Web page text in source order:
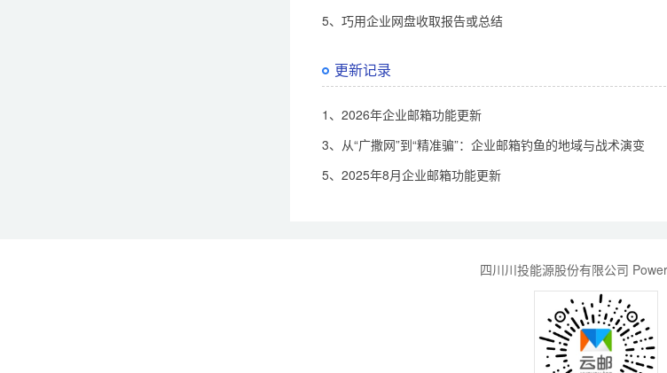
5、巧用企业网盘收取报告或总结
更新记录
1、2026年企业邮箱功能更新
3、从“广撒网”到“精准骗”：企业邮箱钓鱼的地域与战术演变
5、2025年8月企业邮箱功能更新
四川川投能源股份有限公司